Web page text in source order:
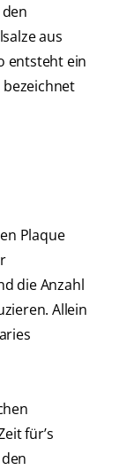
aus
entsteht ein
bezeichnet
Plaque
die Anzahl
Allein
für’s